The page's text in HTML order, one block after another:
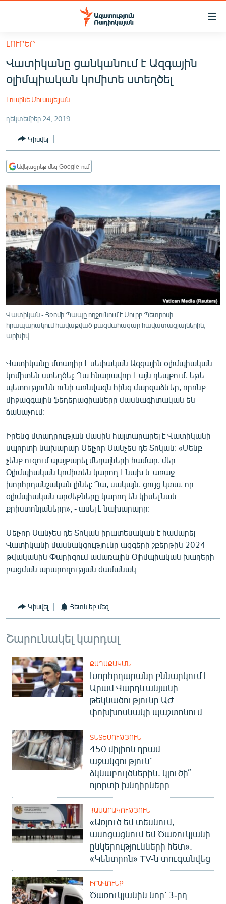
Մատչելիության
հիմնական
բովանդակությանը
Անցնել
հիմնական
մենյուին
ՀԱՅԱՍՏԱՆ
ՔԱՂԱՔԱԿԱՆ
ԸՆՏՐՈՒԹՅՈՒՆՆԵՐ 2026
ԻՐԱՎՈՒՆՔ
ՀԱՍԱՐԱԿՈՒԹՅՈՒՆ
ՏՆՏԵՍՈՒԹՅՈՒՆ
ՊԱՏԵՐԱԶՄԻ 6 ՇԱԲԱԹՆԵՐԸ
ՏԱՐԱԾԱՇՐՋԱՆ
ՄԻՋԱԶԳԱՅԻՆ
ՄՇԱԿՈՒՅԹ
ՍՊՈՐՏ
ՄԵԿՆԱԲԱՆՈՒԹՅՈՒՆ
ՏՏ ԵՒ ԻՆՏԵՐՆԵՏ
ԿՈՐՈՆԱՎԻՐՈՒՍ
ԱՐԽԻՎ
ՏԵՍԱՆՅՈՒԹԵՐ
ԲԱՆԱՎԵՃ
ՁԳՏԵԼՈՎ ԼԱՎԱԳՈՒՅՆԻՆ
ՓՈԴՔԱՍԹ
Հայերեն
English
Русский
ՀԵՏԵՎԵՔ ՄԵԶ
«Ազատության» բոլոր կայքերը
ԼՈՒՐԵՐ
Վատիկանը ցանկանում է Ազգային
օլիմպիական կոմիտե ստեղծել
Լուսինե Մուսայելյան
դեկտեմբեր 24, 2019
Կիսվել
Ավելացրեք մեզ Google-ում
Վատիկան - Հռոմի Պապը ողջունում է Սուրբ Պետրոսի
հրապարակում հավաքված բազմահազար հավատացյալներին,
արխիվ
Վատիկանը մտադիր է սեփական Ազգային օլիմպիական
կոմիտեն ստեղծել: Դա հնարավոր է այն դեպքում, եթե
պետությունն ունի առնվազն հինգ մարզաձևեր, որոնք
միջազգային ֆեդերացիաները մասնագիտական են
ճանաչում:
Իրենց մտադրության մասին հայտարարել է Վատիկանի
սպորտի նախարար Մելչոր Սանչես դե Տոկան: «Մենք
չենք ուզում պայքարել մեդալների համար, մեր
Օլիմպիական կոմիտեն կարող է նախ և առաջ
խորհրդանշական լինել: Դա, սակայն, ցույց կտա, որ
օլիմպիական արժեքները կարող են կիսել նաև
քրիստոնյաները», - ասել է նախարարը:
Մելչոր Սանչես դե Տոկան իրատեսական է համարել
Վատիկանի մասնակցությունը ազգերի շքերթին 2024
թվականին Փարիզում ամառային Օլիմպիական խաղերի
բացման արարողության ժամանակ։
Կիսվել Հետևեք մեզ
Շարունակել կարդալ
ՔԱՂԱՔԱԿԱՆ
Խորհրդարանը քննարկում է
Արամ Վարդևանյանի
թեկնածությունը ԱԺ
փոխխոսնակի պաշտոնում
ՏՆՏԵՍՈՒԹՅՈՒՆ
450 միլիոն դրամ
աջակցություն՝
ձկնաբույծներին. կլուծի՞
ոլորտի խնդիրները
ՀԱՍԱՐԱԿՈՒԹՅՈՒՆ
«Առյուծ եմ տեսնում,
ասոցացնում եմ Ծառուկյանի
ընկերությունների հետ».
«Կենտրոն» TV-ն տուգանվեց
ԻՐԱՎՈՒՆՔ
Ծառուկյանին նոր՝ 3-րդ